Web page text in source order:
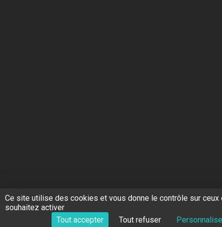
Ce site utilise des cookies et vous donne le contrôle sur ceux
souhaitez activer
Tout accepter
Tout refuser